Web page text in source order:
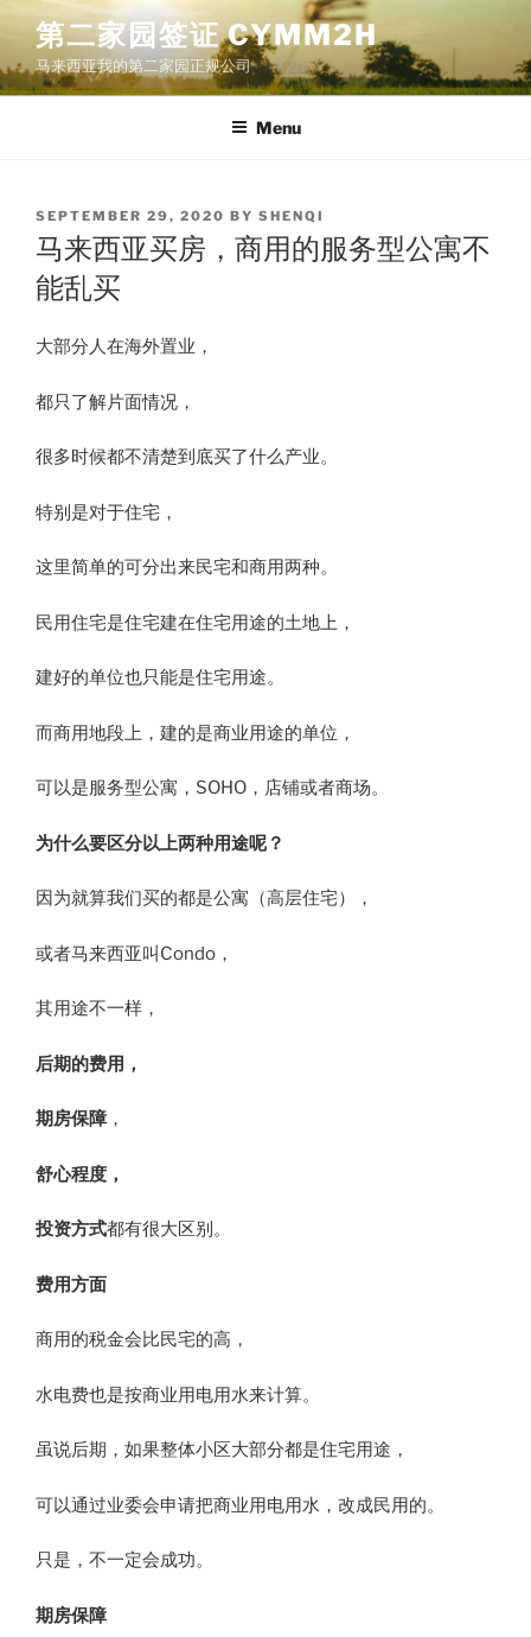
Skip
content
第二家园签证 CYMM2H
马来西亚我的第二家园正规公司
Menu
POSTED
ON
SEPTEMBER 29, 2020 BY SHENQI
马来西亚买房，商用的服务型公寓不
能乱买
大部分人在海外置业，
都只了解片面情况，
很多时候都不清楚到底买了什么产业。
特别是对于住宅，
这里简单的可分出来民宅和商用两种。
民用住宅是住宅建在住宅用途的土地上，
建好的单位也只能是住宅用途。
而商用地段上，建的是商业用途的单位，
可以是服务型公寓，SOHO，店铺或者商场。
为什么要区分以上两种用途呢？
因为就算我们买的都是公寓（高层住宅），
或者马来西亚叫Condo，
其用途不一样，
后期的费用，
期房保障 ，
舒心程度，
投资方式都有很大区别。
费用方面
商用的税金会比民宅的高，
水电费也是按商业用电用水来计算。
虽说后期，如果整体小区大部分都是住宅用途，
可以通过业委会申请把商业用电用水，改成民用的。
只是，不一定会成功。
期房保障